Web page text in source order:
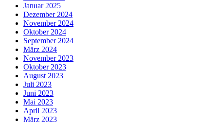
Januar 2025
Dezember 2024
November 2024
Oktober 2024
September 2024
März 2024
November 2023
Oktober 2023
August 2023
Juli 2023
Juni 2023
Mai 2023
April 2023
März 2023